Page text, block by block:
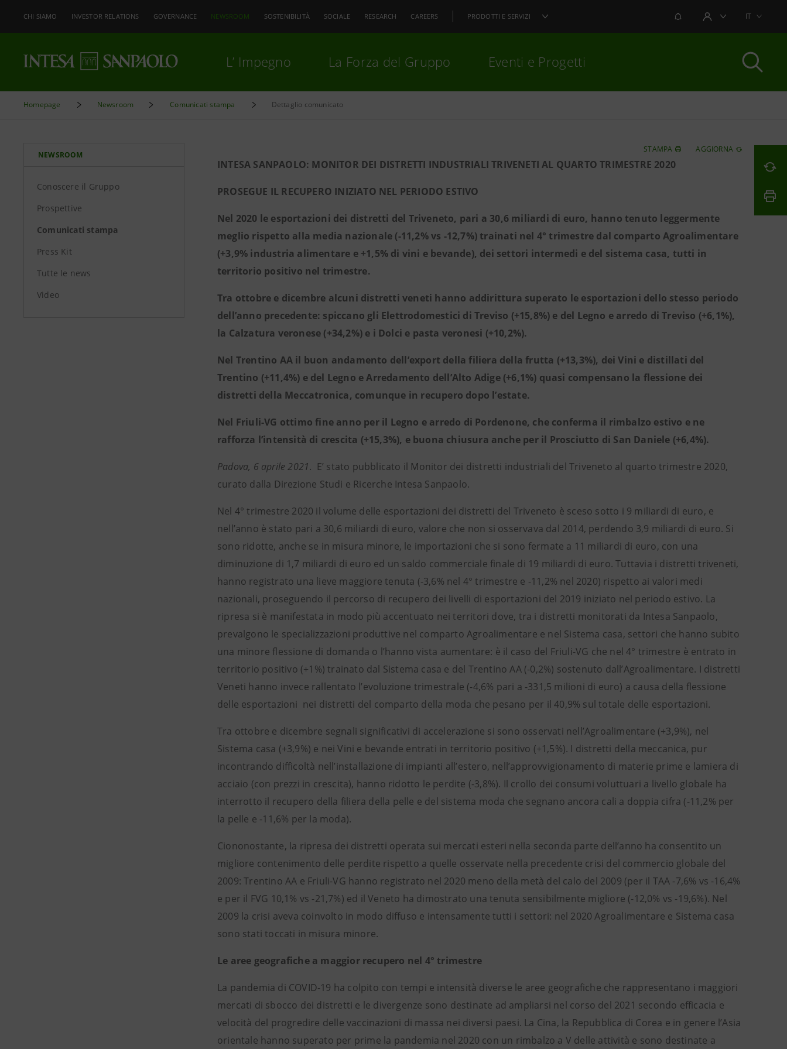
CHI SIAMO INVESTOR RELATIONS GOVERNANCE NEWSROOM SOSTENIBILITÀ SOCIALE RESEARCH CAREERS PRODOTTI E SERVIZI NOTIFICHEAREA UTENTEIT
L’ Impegno La Forza del Gruppo Eventi e Progetti
Homepage Newsroom Comunicati stampa Dettaglio comunicato
NEWSROOM
Conoscere il Gruppo
Prospettive
Comunicati stampa
Press Kit
Tutte le news
Video
STAMPA AGGIORNA
INTESA SANPAOLO: MONITOR DEI DISTRETTI INDUSTRIALI TRIVENETI AL QUARTO TRIMESTRE 2020
PROSEGUE IL RECUPERO INIZIATO NEL PERIODO ESTIVO
Nel 2020 le esportazioni dei distretti del Triveneto, pari a 30,6 miliardi di euro, hanno tenuto leggermente
meglio rispetto alla media nazionale (-11,2% vs -12,7%) trainati nel 4° trimestre dal comparto Agroalimentare
(+3,9% industria alimentare e +1,5% di vini e bevande), dei settori intermedi e del sistema casa, tutti in
territorio positivo nel trimestre.
Tra ottobre e dicembre alcuni distretti veneti hanno addirittura superato le esportazioni dello stesso periodo
dell’anno precedente: spiccano gli Elettrodomestici di Treviso (+15,8%) e del Legno e arredo di Treviso (+6,1%),
la Calzatura veronese (+34,2%) e i Dolci e pasta veronesi (+10,2%).
Nel Trentino AA il buon andamento dell’export della filiera della frutta (+13,3%), dei Vini e distillati del
Trentino (+11,4%) e del Legno e Arredamento dell’Alto Adige (+6,1%) quasi compensano la flessione dei
distretti della Meccatronica, comunque in recupero dopo l’estate.
Nel Friuli-VG ottimo fine anno per il Legno e arredo di Pordenone, che conferma il rimbalzo estivo e ne
rafforza l’intensità di crescita (+15,3%), e buona chiusura anche per il Prosciutto di San Daniele (+6,4%).
Padova, 6 aprile 2021. E’ stato pubblicato il Monitor dei distretti industriali del Triveneto al quarto trimestre 2020,
curato dalla Direzione Studi e Ricerche Intesa Sanpaolo.
Nel 4° trimestre 2020 il volume delle esportazioni dei distretti del Triveneto è sceso sotto i 9 miliardi di euro, e
nell’anno è stato pari a 30,6 miliardi di euro, valore che non si osservava dal 2014, perdendo 3,9 miliardi di euro. Si
sono ridotte, anche se in misura minore, le importazioni che si sono fermate a 11 miliardi di euro, con una
diminuzione di 1,7 miliardi di euro ed un saldo commerciale finale di 19 miliardi di euro. Tuttavia i distretti triveneti,
hanno registrato una lieve maggiore tenuta (-3,6% nel 4° trimestre e -11,2% nel 2020) rispetto ai valori medi
nazionali, proseguendo il percorso di recupero dei livelli di esportazioni del 2019 iniziato nel periodo estivo. La
ripresa si è manifestata in modo più accentuato nei territori dove, tra i distretti monitorati da Intesa Sanpaolo,
prevalgono le specializzazioni produttive nel comparto Agroalimentare e nel Sistema casa, settori che hanno subito
una minore flessione di domanda o l’hanno vista aumentare: è il caso del Friuli-VG che nel 4° trimestre è entrato in
territorio positivo (+1%) trainato dal Sistema casa e del Trentino AA (-0,2%) sostenuto dall’Agroalimentare. I distretti
Veneti hanno invece rallentato l’evoluzione trimestrale (-4,6% pari a -331,5 milioni di euro) a causa della flessione
delle esportazioni nei distretti del comparto della moda che pesano per il 40,9% sul totale delle esportazioni.
Tra ottobre e dicembre segnali significativi di accelerazione si sono osservati nell’Agroalimentare (+3,9%), nel
Sistema casa (+3,9%) e nei Vini e bevande entrati in territorio positivo (+1,5%). I distretti della meccanica, pur
incontrando difficoltà nell’installazione di impianti all’estero, nell’approvvigionamento di materie prime e lamiera di
acciaio (con prezzi in crescita), hanno ridotto le perdite (-3,8%). Il crollo dei consumi voluttuari a livello globale ha
interrotto il recupero della filiera della pelle e del sistema moda che segnano ancora cali a doppia cifra (-11,2% per
la pelle e -11,6% per la moda).
Ciononostante, la ripresa dei distretti operata sui mercati esteri nella seconda parte dell’anno ha consentito un
migliore contenimento delle perdite rispetto a quelle osservate nella precedente crisi del commercio globale del
2009: Trentino AA e Friuli-VG hanno registrato nel 2020 meno della metà del calo del 2009 (per il TAA -7,6% vs -16,4%
e per il FVG 10,1% vs -21,7%) ed il Veneto ha dimostrato una tenuta sensibilmente migliore (-12,0% vs -19,6%). Nel
2009 la crisi aveva coinvolto in modo diffuso e intensamente tutti i settori: nel 2020 Agroalimentare e Sistema casa
sono stati toccati in misura minore.
Le aree geografiche a maggior recupero nel 4° trimestre
La pandemia di COVID-19 ha colpito con tempi e intensità diverse le aree geografiche che rappresentano i maggiori
mercati di sbocco dei distretti e le divergenze sono destinate ad ampliarsi nel corso del 2021 secondo efficacia e
velocità del progredire delle vaccinazioni di massa nei diversi paesi. La Cina, la Repubblica di Corea e in genere l’Asia
orientale hanno superato per prime la pandemia nel 2020 con un rimbalzo a V delle attività e sono destinate a